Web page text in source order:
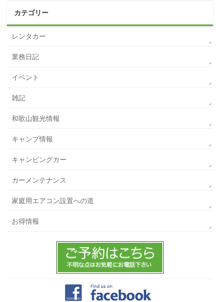
カテゴリー
レンタカー
業務日記
イベント
雑記
和歌山観光情報
キャンプ情報
キャンピングカー
カーメンテナンス
家庭用エアコン設置への道
お得情報